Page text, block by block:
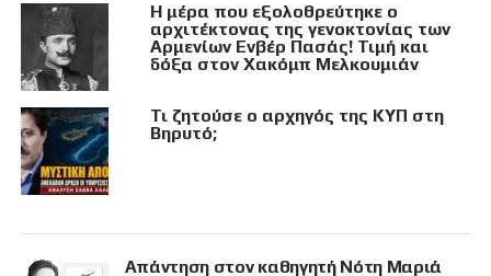
Η μέρα που εξολοθρεύτηκε ο
αρχιτέκτονας της γενοκτονίας των
Αρμενίων Ενβέρ Πασάς! Τιμή και
δόξα στον Χακόμπ Μελκουμιάν
Τι ζητούσε ο αρχηγός της ΚΥΠ στη
Βηρυτό;
Απάντηση στον καθηγητή Νότη Μαριά